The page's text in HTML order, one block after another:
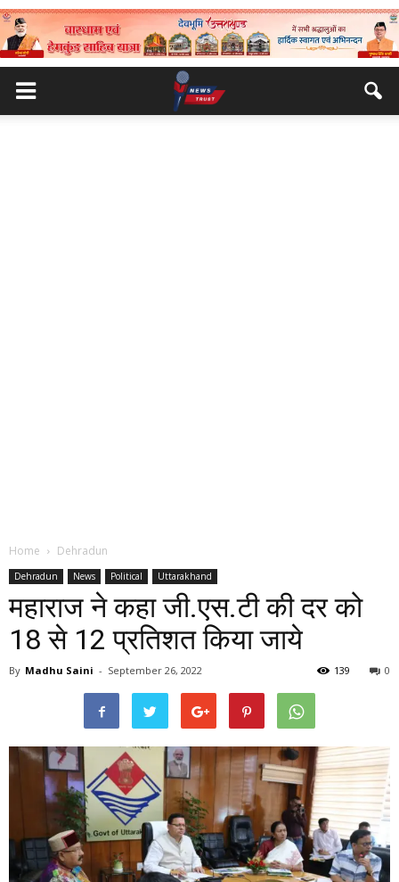
Home Dehradun
Dehradun News Political Uttarakhand
महाराज ने कहा जी.एस.टी की दर को
18 से 12 प्रतिशत किया जाये
By Madhu Saini - September 26, 2022 0
139